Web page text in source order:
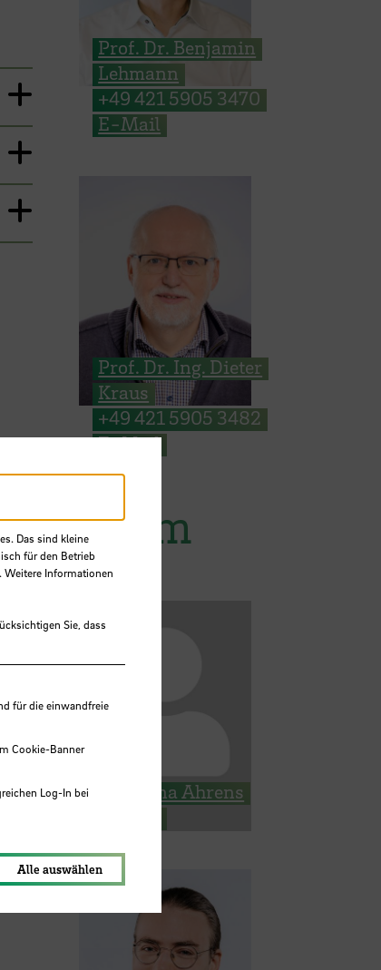
Prof. Dr. Benjamin
Lehmann
+49 421 5905 3470
E-Mail
Prof. Dr. Ing. Dieter
Kraus
+49 421 5905 3482
E-Mail
Team
Maryana Ahrens
Das sind kleine
für den Betrieb
Weitere Informationen
Sie, dass
für die einwandfreie
Cookie-Banner
Log-In bei
Alle auswählen